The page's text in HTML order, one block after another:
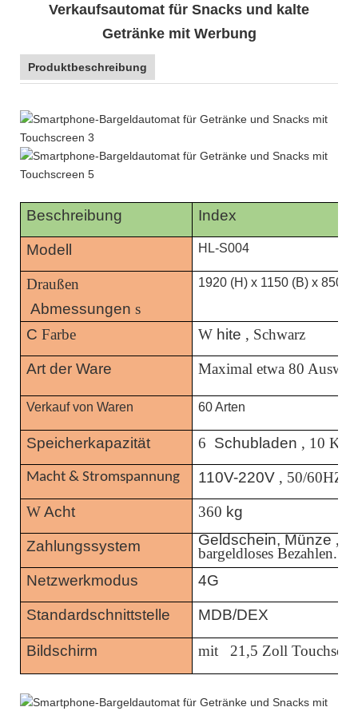
Verkaufsautomat für Snacks und kalte
Getränke mit Werbung
Produktbeschreibung
Beschreibung Index
Modell HL-S004
Draußen
Abmessungens
1920 (H) x 1150 (B) x 850
C Farbe W hite , Schwarz
Art der Ware Maximal etwa 80
Verkauf von Waren 60 Arten
Speicherkapazität 6 Schubladen , 10
Macht & Stromspannung 110V-220V , 50/60HZ
WAcht 360 kg
Zahlungssystem Geldschein, Münze ,
bargeldloses Bezahlen.
Netzwerkmodus
4G
Standardschnittstelle MDB/DEX
Bildschirm mit 21,5 Zoll